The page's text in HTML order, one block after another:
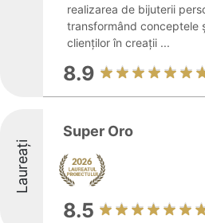
realizarea de bijuterii
transformând conceptele
clienților în creații ...
8.9
Laureați
Super Oro
8.5